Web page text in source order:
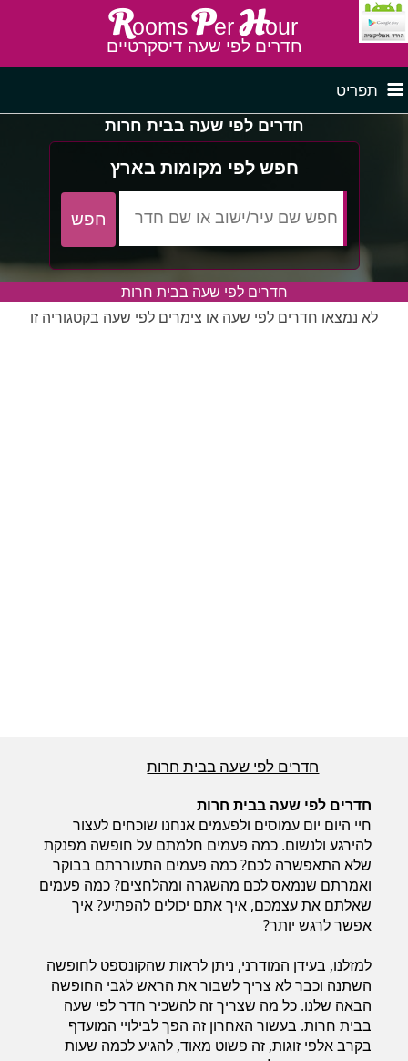
Rooms PerHour
חדרים לפי שעה דיסקרטיים
תפריט
לפי איזור
חדרים לפי שעה במישור החוף
חדרים לפי שעה בחוף הכרמל
חדרים לפי שעה בחיפה קריות
חדרים לפי שעה ברמת הגולן
פרסם באתר
חדרים לפי שעה במרכז
חדרים לפי שעה בדרום
חדרים לפי שעה בבית חרות
חפש לפי מקומות בארץ
חדרים לפי שעה בבית חרות
לא נמצאו חדרים לפי שעה או צימרים לפי שעה בקטגוריה זו
חדרים לפי שעה בבית חרות
חדרים לפי שעה בבית חרות
חיי היום יום עמוסים ולפעמים אנחנו שוכחים לעצור
להירגע ולנשום. כמה פעמים חלמתם על חופשה מפנקת
שלא התאפשרה לכם? כמה פעמים התעוררתם בבוקר
ואמרתם שנמאס לכם מהשגרה ומהלחצים? כמה פעמים
שאלתם את עצמכם, איך אתם יכולים להפתיע? איך
אפשר לרגש יותר?
למזלנו, בעידן המודרני, ניתן לראות שהקונספט לחופשה
השתנה וכבר לא צריך לשבור את הראש לגבי החופשה
הבאה שלנו. כל מה שצריך זה להשכיר חדר לפי שעה
בבית חרות. בעשור האחרון זה הפך לבילויי המועדף
בקרב אלפי זוגות, זה פשוט מאוד, להגיע לכמה שעות